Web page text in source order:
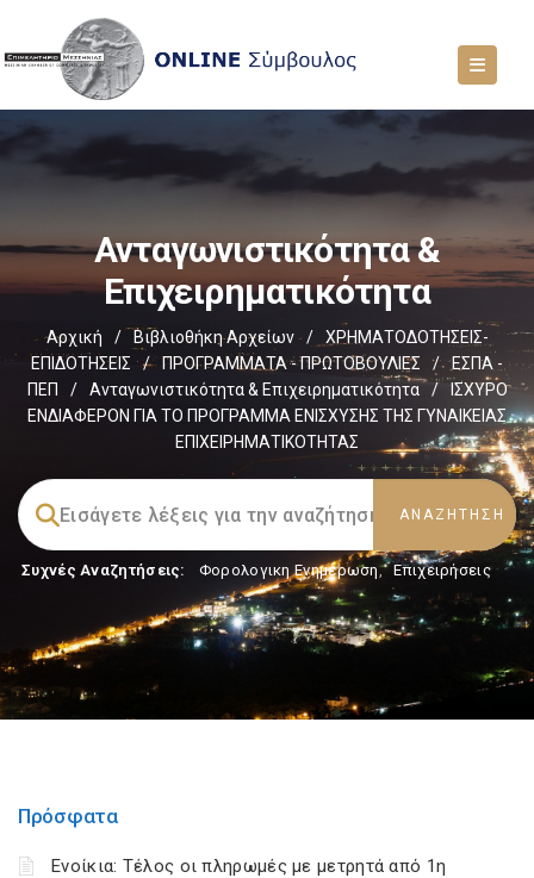
Ανταγωνιστικότητα &
Επιχειρηματικότητα
Αρχική / Βιβλιοθήκη Αρχείων /
ΧΡΗΜΑΤΟΔΟΤΗΣΕΙΣ-
ΕΠΙΔΟΤΗΣΕΙΣ
/ ΠΡΟΓΡΑΜΜΑΤΑ - ΠΡΩΤΟΒΟΥΛΙΕΣ /
ΕΣΠΑ -
ΠΕΠ
/ Ανταγωνιστικότητα & Επιχειρηματικότητα /
ΙΣΧΥΡΟ
ΕΝΔΙΑΦΕΡΟΝ ΓΙΑ ΤΟ ΠΡΟΓΡΑΜΜΑ ΕΝΙΣΧΥΣΗΣ ΤΗΣ ΓΥΝΑΙΚΕΙΑΣ
ΕΠΙΧΕΙΡΗΜΑΤΙΚΟΤΗΤΑΣ
Συχνές Αναζητήσεις: Φορολογικη Ενημέρωση, Επιχειρήσεις
Πρόσφατα
Ενοίκια: Τέλος οι πληρωμές με μετρητά από 1η